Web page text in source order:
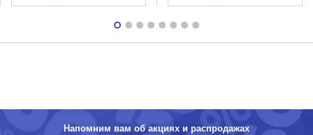
Напомним вам об акциях и распродажах